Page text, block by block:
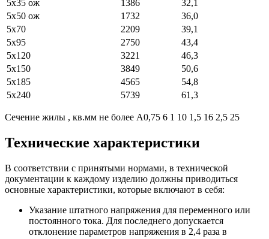
5х35 ож 1386
32,1
5х50 ож
1732
36,0
5х70
2209
39,1
5х95
2750
43,4
5х120
3221
46,3
5х150
3849
50,6
5х185
4565
54,8
5х240
5739 61,3
Cечение жилы , кв.мм не более А0,75 6 1 10 1,5 16 2,5 25
Технические характеристики
В соответствии с принятыми нормами, в технической
документации к каждому изделию должны приводиться
основные характеристики, которые включают в себя:
Указание штатного напряжения для переменного или
постоянного тока. Для последнего допускается
отклонение параметров напряжения в 2,4 раза в